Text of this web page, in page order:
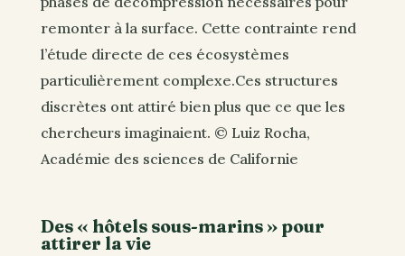
remonter à la surface. Cette contrainte rend
l’étude directe de ces écosystèmes
particulièrement complexe.Ces structures
discrètes ont attiré bien plus que ce que les
chercheurs imaginaient. © Luiz Rocha,
Académie des sciences de Californie
Des « hôtels sous-marins » pour
attirer la vie